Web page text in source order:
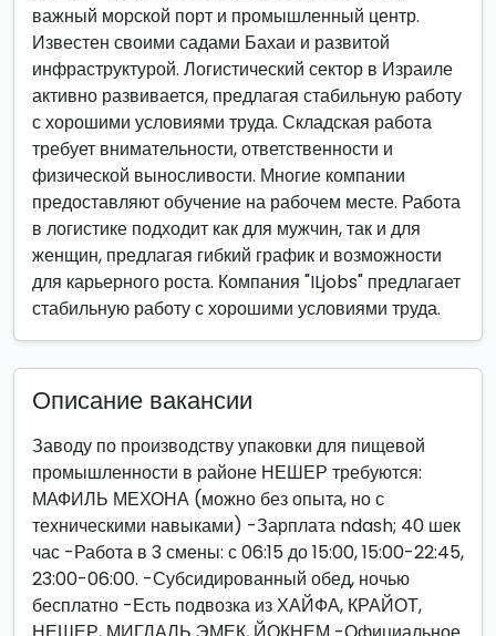
важный морской порт и промышленный центр.
Известен своими садами Бахаи и развитой
инфраструктурой. Логистический сектор в Израиле
активно развивается, предлагая стабильную работу
с хорошими условиями труда. Складская работа
требует внимательности, ответственности и
физической выносливости. Многие компании
предоставляют обучение на рабочем месте. Работа
в логистике подходит как для мужчин, так и для
женщин, предлагая гибкий график и возможности
для карьерного роста. Компания "ILjobs" предлагает
стабильную работу с хорошими условиями труда.
Описание вакансии
Заводу по производству упаковки для пищевой
промышленности в районе НЕШЕР требуются:
МАФИЛЬ МЕХОНА (можно без опыта, но с
техническими навыками) -Зарплата ndash; 40 шек
час -Работа в 3 смены: с 06:15 до 15:00, 15:00-22:45,
23:00-06:00. -Субсидированный обед, ночью
бесплатно -Есть подвозка из ХАЙФА, КРАЙОТ,